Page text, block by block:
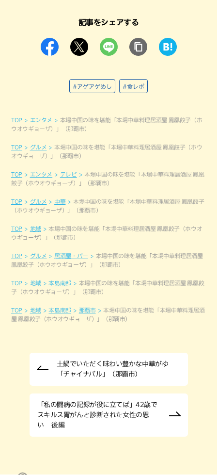
記事をシェアする
#アゲアゲめし #食レポ
TOP エンタメ
本場中国の味を堪能「本場中華料理居酒屋 鳳凰餃子（ホ
ウオウギョーザ）」（那覇市）
TOP グルメ
本場中国の味を堪能「本場中華料理居酒屋 鳳凰餃子（ホウ
オウギョーザ）」（那覇市）
TOP エンタメ テレビ
本場中国の味を堪能「本場中華料理居酒屋 鳳凰
餃子（ホウオウギョーザ）」（那覇市）
TOP グルメ 中華
本場中国の味を堪能「本場中華料理居酒屋 鳳凰餃子
（ホウオウギョーザ）」（那覇市）
TOP 地域
本場中国の味を堪能「本場中華料理居酒屋 鳳凰餃子（ホウオ
ウギョーザ）」（那覇市）
TOP グルメ 居酒屋・バー
本場中国の味を堪能「本場中華料理居酒屋
鳳凰餃子（ホウオウギョーザ）」（那覇市）
TOP 地域 本島南部
本場中国の味を堪能「本場中華料理居酒屋 鳳凰餃
子（ホウオウギョーザ）」（那覇市）
TOP 地域 本島南部 那覇市
本場中国の味を堪能「本場中華料理居酒
屋 鳳凰餃子（ホウオウギョーザ）」（那覇市）
土鍋でいただく味わい豊かな中華がゆ
「チャイナバル」（那覇市）
「私の闘病の記録が役に立てば」42歳で
スキルス胃がんと診断された女性の思
い 後編